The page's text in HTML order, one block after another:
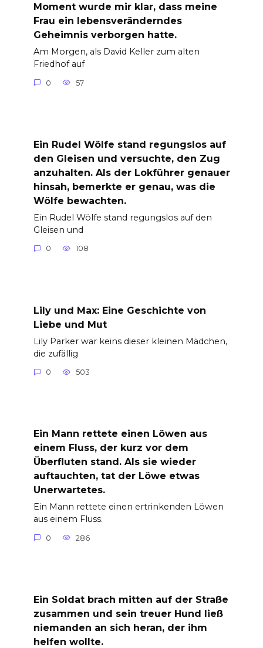
Moment wurde mir klar, dass meine
Frau ein lebensveränderndes
Geheimnis verborgen hatte.
Am Morgen, als David Keller zum alten
Friedhof auf
0 57
Ein Rudel Wölfe stand regungslos auf
den Gleisen und versuchte, den Zug
anzuhalten. Als der Lokführer genauer
hinsah, bemerkte er genau, was die
Wölfe bewachten.
Ein Rudel Wölfe stand regungslos auf den
Gleisen und
0 108
Lily und Max: Eine Geschichte von
Liebe und Mut
Lily Parker war keins dieser kleinen Mädchen,
die zufällig
0 503
Ein Mann rettete einen Löwen aus
einem Fluss, der kurz vor dem
Überfluten stand. Als sie wieder
auftauchten, tat der Löwe etwas
Unerwartetes.
Ein Mann rettete einen ertrinkenden Löwen
aus einem Fluss.
0 286
Ein Soldat brach mitten auf der Straße
zusammen und sein treuer Hund ließ
niemanden an sich heran, der ihm
helfen wollte.